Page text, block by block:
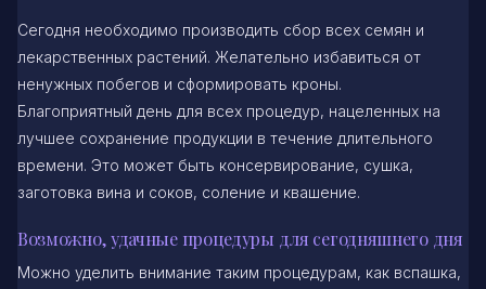
Сегодня необходимо производить сбор всех семян и
лекарственных растений. Желательно избавиться от
ненужных побегов и сформировать кроны.
Благоприятный день для всех процедур, нацеленных на
лучшее сохранение продукции в течение длительного
времени. Это может быть консервирование, сушка,
заготовка вина и соков, соление и квашение.
Возможно, удачные процедуры для сегодняшнего дня
Можно уделить внимание таким процедурам, как вспашка,